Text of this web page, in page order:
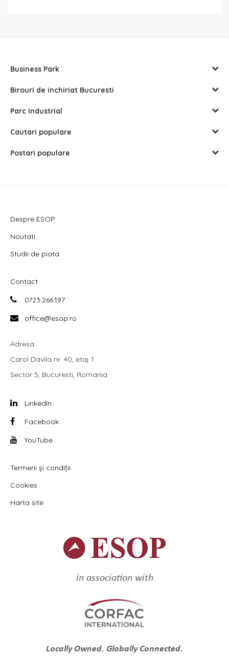
Business Park
Birouri de inchiriat Bucuresti
Parc Industrial
Cautari populare
Postari populare
Despre ESOP
Noutati
Studii de piata
Contact
0723.266.197
office@esop.ro
Adresa
Carol Davila nr. 40, etaj 1
Sector 5, Bucuresti, Romania
LinkedIn
Facebook
YouTube
Termeni și condiții
Cookies
Harta site
in association with
Locally Owned. Globally Connected.